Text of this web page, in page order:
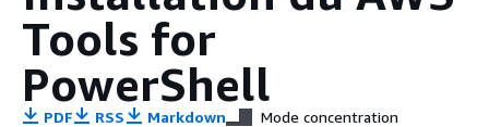
Tools for
PowerShell
PDF RSS Markdown Mode concentration